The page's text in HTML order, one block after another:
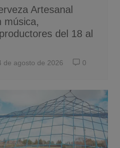
Artesanal
música,
del 18 al
de agosto de 2026 0